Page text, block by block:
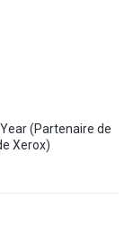
(Partenaire de
Xerox)